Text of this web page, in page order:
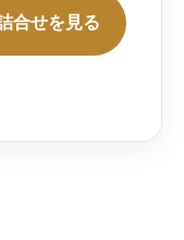
合せを見る